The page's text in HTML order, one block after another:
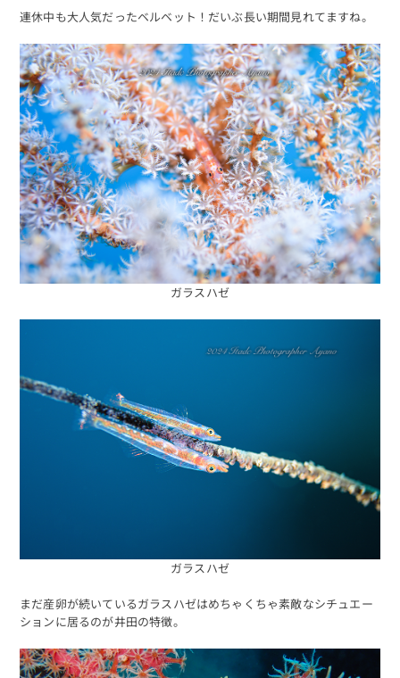
連休中も大人気だったベルベット！だいぶ長い期間見れてますね。
ガラスハゼ
ガラスハゼ
まだ産卵が続いているガラスハゼはめちゃくちゃ素敵なシチュエー
ションに居るのが井田の特徴。